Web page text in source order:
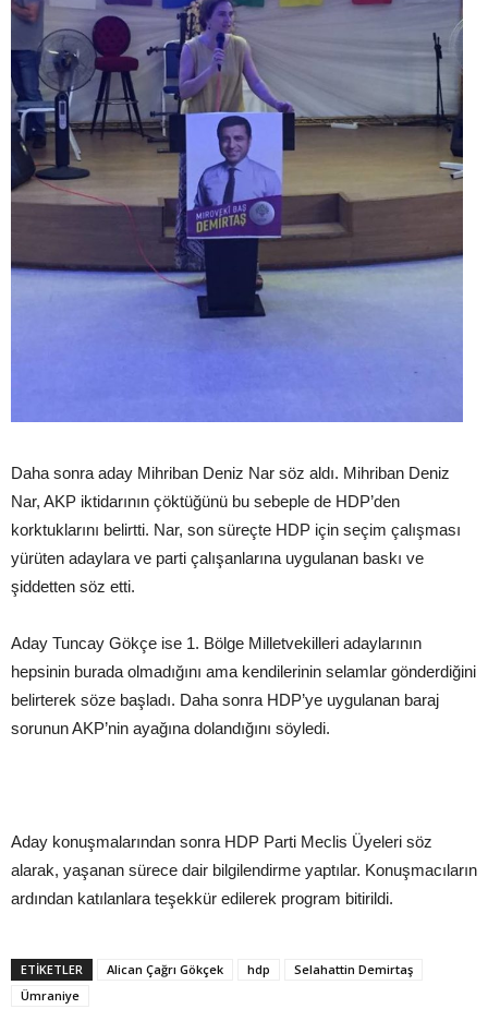
Daha sonra aday Mihriban Deniz Nar söz aldı. Mihriban Deniz
Nar, AKP iktidarının çöktüğünü bu sebeple de HDP’den
korktuklarını belirtti. Nar, son süreçte HDP için seçim çalışması
yürüten adaylara ve parti çalışanlarına uygulanan baskı ve
şiddetten söz etti.
Aday Tuncay Gökçe ise 1. Bölge Milletvekilleri adaylarının
hepsinin burada olmadığını ama kendilerinin selamlar gönderdiğini
belirterek söze başladı. Daha sonra HDP’ye uygulanan baraj
sorunun AKP’nin ayağına dolandığını söyledi.
Aday konuşmalarından sonra HDP Parti Meclis Üyeleri söz
alarak, yaşanan sürece dair bilgilendirme yaptılar. Konuşmacıların
ardından katılanlara teşekkür edilerek program bitirildi.
ETIKETLER Alican Çağrı Gökçek hdp
Selahattin Demirtaş
Ümraniye